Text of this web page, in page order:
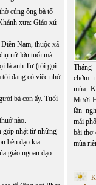
cúng ông bà tổ
xưa: Giáo xứ
Nam, thuộc xã
nữ lớn tuổi mà
là anh Tư (tôi gọi
đang có việc nhờ
bà con ấy. Tuổi
nào.
góp nhặt từ những
bên đạo kia.
giáo ngoan đạo.
chớm
mùa.
Mười
lần
mái
bài
mùa